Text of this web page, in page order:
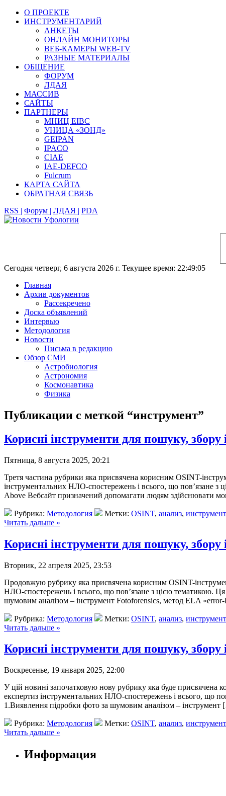
О ПРОЕКТЕ
ИНСТРУМЕНТАРИЙ
АНКЕТЫ
ОНЛАЙН МОНИТОРЫ
ВЕБ-КАМЕРЫ WEB-TV
РАЗНЫЕ МАТЕРИАЛЫ
ОБЩЕНИЕ
ФОРУМ
ЛДАЯ
МАССИВ
САЙТЫ
ПАРТНЕРЫ
МНИЦ EIBC
УНИЦА «ЗОНД»
GEIPAN
IPACO
CIAE
IAE-DEFCO
Fulcrum
КАРТА САЙТА
ОБРАТНАЯ СВЯЗЬ
RSS | Форум | ЛДАЯ | PDA
Сегодня четверг, 6 августа 2026 г. Текущее время: 22:49:06
Главная
Архив документов
Рассекречено
Доска объявлений
Интервью
Методология
Новости
Письма в редакцию
Обзор СМИ
Астробиология
Астрономия
Космонавтика
Физика
Публикации с меткой “инструмент”
Корисні інструменти для пошуку, збору
Пятница, 8 августа 2025, 20:21
Третя частина рубрики яка присвячена корисним OSINT-
інструментальних НЛО-спостережень і всього, що пов’язане
Above Вебсайт призначений допомагати людям здійснювати
Рубрика: Методология Метки: OSINT, анализ, инструмент
Читать дальше »
Корисні інструменти для пошуку, збору
Вторник, 22 апреля 2025, 23:53
Продовжую рубрику яка присвячена корисним OSINT-
НЛО-спостережень і всього, що пов’язане з цією тематикою.
шумовим аналізом – інструмент Fotoforensics, метод ELA
Рубрика: Методология Метки: OSINT, анализ, инструмент
Читать дальше »
Корисні інструменти для пошуку, збору
Воскресенье, 19 января 2025, 22:00
У цій новині започатковую нову рубрику яка буде присвячена
експертиз інструментальних НЛО-спостережень і всього, що
1.Виявлення підробки фото за шумовим аналізом –
Рубрика: Методология Метки: OSINT, анализ, инструмент
Читать дальше »
Информация